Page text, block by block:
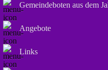
Gemeindeboten aus dem
Angebote
Links